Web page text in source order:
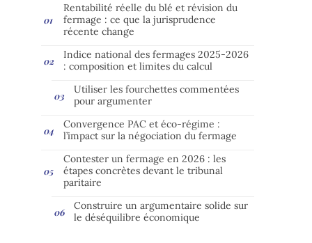
Rentabilité réelle du blé et révision du
fermage : ce que la jurisprudence
récente change
Indice national des fermages 2025-2026
: composition et limites du calcul
Utiliser les fourchettes commentées
pour argumenter
Convergence PAC et éco-régime :
l’impact sur la négociation du fermage
Contester un fermage en 2026 : les
étapes concrètes devant le tribunal
paritaire
Construire un argumentaire solide sur
le déséquilibre économique